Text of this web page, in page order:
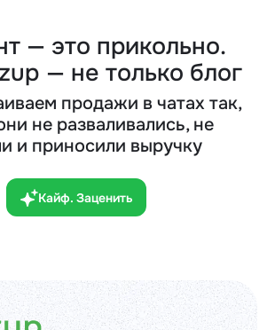
— это прикольно.
— не только блог
продажи в чатах так,
не разваливались, не
и приносили выручку
Кайф. Заценить